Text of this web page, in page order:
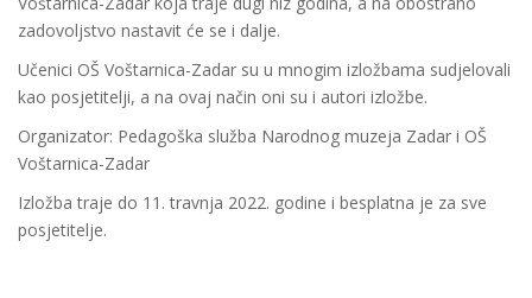
zadovoljstvo nastavit će se i dalje.
Učenici OŠ Voštarnica-Zadar su u mnogim izložbama sudjelovali
kao posjetitelji, a na ovaj način oni su i autori izložbe.
Organizator: Pedagoška služba Narodnog muzeja Zadar i OŠ
Voštarnica-Zadar
Izložba traje do 11. travnja 2022. godine i besplatna je za sve
posjetitelje.